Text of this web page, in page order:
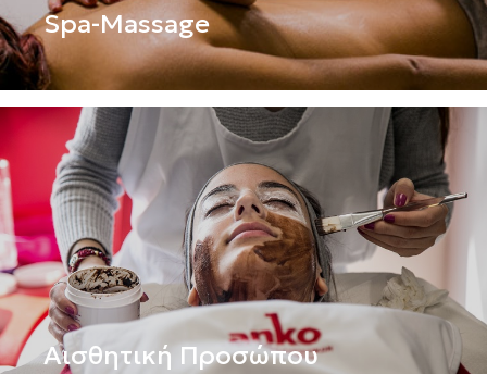
Spa-Massage
Αισθητική Προσώπου